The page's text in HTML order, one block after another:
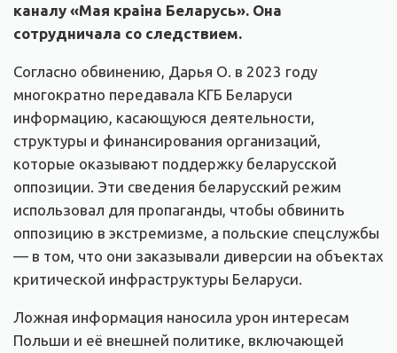
каналу «Мая краіна Беларусь». Она
сотрудничала со следствием.
Согласно обвинению, Дарья О. в 2023 году
многократно передавала КГБ Беларуси
информацию, касающуюся деятельности,
структуры и финансирования организаций,
которые оказывают поддержку беларусской
оппозиции. Эти сведения беларусский режим
использовал для пропаганды, чтобы обвинить
оппозицию в экстремизме, а польские спецслужбы
— в том, что они заказывали диверсии на объектах
критической инфраструктуры Беларуси.
Ложная информация наносила урон интересам
Польши и её внешней политике, включающей